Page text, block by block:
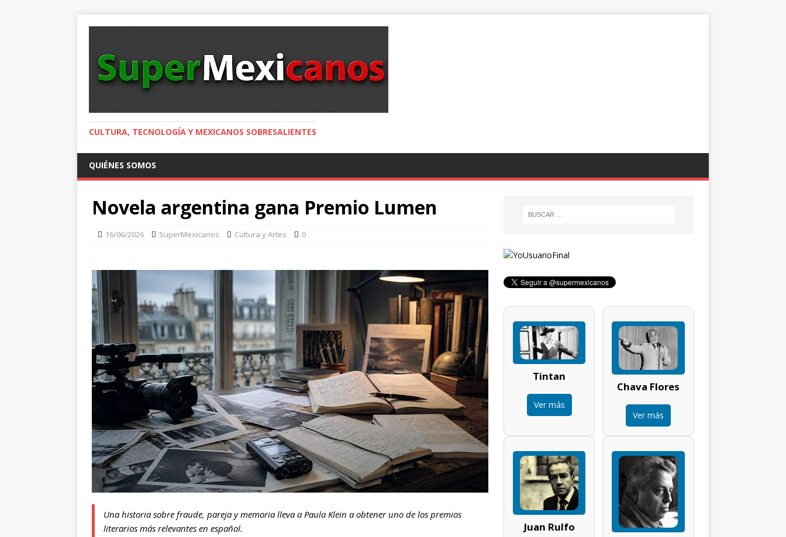
CULTURA, TECNOLOGÍA Y MEXICANOS SOBRESALIENTES
QUIÉNES SOMOS
Novela argentina gana Premio Lumen
16/06/2026 SuperMexicanos Cultura y Artes 0
Una historia sobre fraude, pareja y memoria lleva a Paula Klein a obtener uno de los premios
literarios más relevantes en español.
Tintan
Ver más
Chava Flores
Ver más
Juan Rulfo